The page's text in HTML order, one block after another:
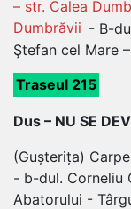
– str. Calea
Dumbrăvii - B-
Ştefan cel Mare
Traseul 215
Dus – NU SE
(Gușterița)
- b-dul. Corneliu
Abatorului -